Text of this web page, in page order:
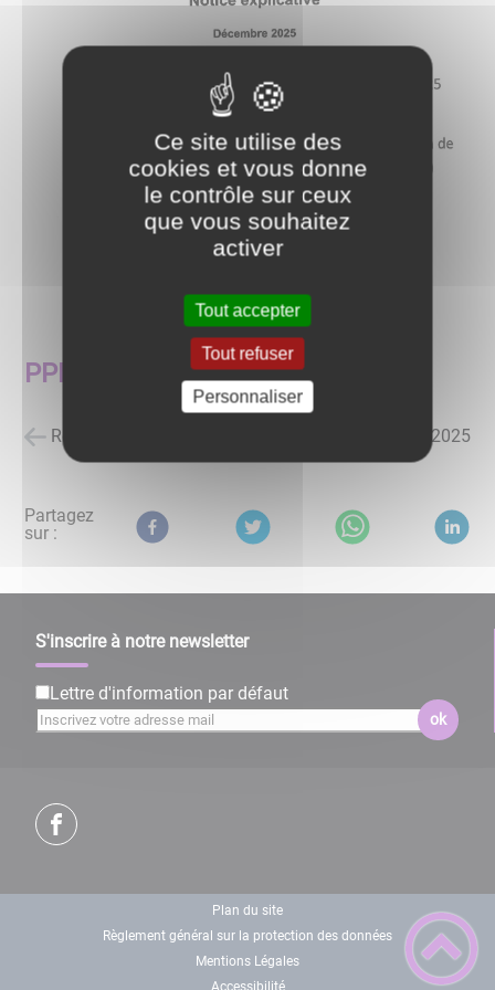
PPRN
Retour à la liste des actualités 24/12/2025
Partagez
sur :
S'inscrire à notre newsletter
Lettre d'information par défaut
ok
Plan du site
Règlement général sur la protection des données
Mentions Légales
Accessibilité
Ce site utilise des
cookies et vous donne
le contrôle sur ceux
que vous souhaitez
activer
Tout accepter
Tout refuser
Personnaliser